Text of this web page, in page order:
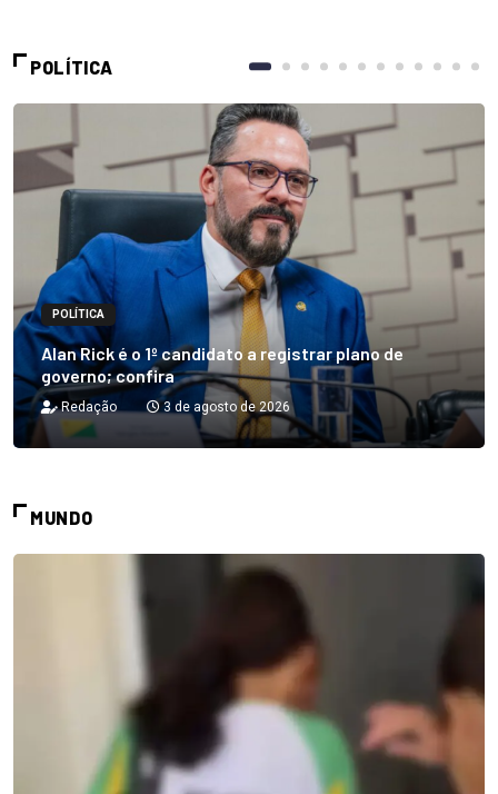
POLÍTICA
POLÍTICA
Alan Rick é o 1º candidato a registrar plano de
governo; confira
Redação 3 de agosto de 2026
MUNDO